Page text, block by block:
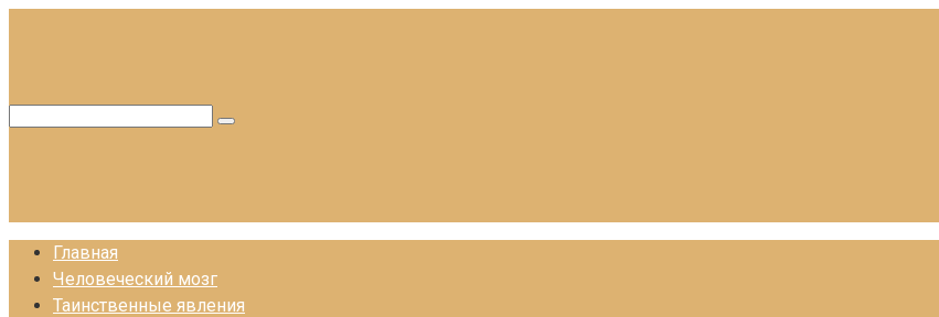
Главная
Человеческий мозг
Таинственные явления